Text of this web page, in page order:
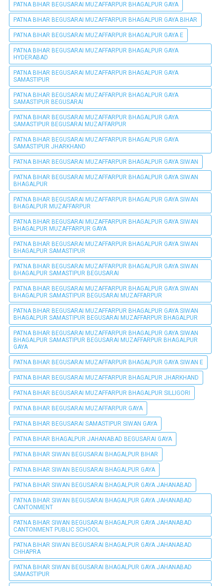
PATNA BIHAR BEGUSARAI MUZAFFARPUR BHAGALPUR GAYA
PATNA BIHAR BEGUSARAI MUZAFFARPUR BHAGALPUR GAYA BIHAR
PATNA BIHAR BEGUSARAI MUZAFFARPUR BHAGALPUR GAYA E
PATNA BIHAR BEGUSARAI MUZAFFARPUR BHAGALPUR GAYA
HYDERABAD
PATNA BIHAR BEGUSARAI MUZAFFARPUR BHAGALPUR GAYA
SAMASTIPUR
PATNA BIHAR BEGUSARAI MUZAFFARPUR BHAGALPUR GAYA
SAMASTIPUR BEGUSARAI
PATNA BIHAR BEGUSARAI MUZAFFARPUR BHAGALPUR GAYA
SAMASTIPUR BEGUSARAI MUZAFFARPUR
PATNA BIHAR BEGUSARAI MUZAFFARPUR BHAGALPUR GAYA
SAMASTIPUR JHARKHAND
PATNA BIHAR BEGUSARAI MUZAFFARPUR BHAGALPUR GAYA SIWAN
PATNA BIHAR BEGUSARAI MUZAFFARPUR BHAGALPUR GAYA SIWAN
BHAGALPUR
PATNA BIHAR BEGUSARAI MUZAFFARPUR BHAGALPUR GAYA SIWAN
BHAGALPUR MUZAFFARPUR
PATNA BIHAR BEGUSARAI MUZAFFARPUR BHAGALPUR GAYA SIWAN
BHAGALPUR MUZAFFARPUR GAYA
PATNA BIHAR BEGUSARAI MUZAFFARPUR BHAGALPUR GAYA SIWAN
BHAGALPUR SAMASTIPUR
PATNA BIHAR BEGUSARAI MUZAFFARPUR BHAGALPUR GAYA SIWAN
BHAGALPUR SAMASTIPUR BEGUSARAI
PATNA BIHAR BEGUSARAI MUZAFFARPUR BHAGALPUR GAYA SIWAN
BHAGALPUR SAMASTIPUR BEGUSARAI MUZAFFARPUR
PATNA BIHAR BEGUSARAI MUZAFFARPUR BHAGALPUR GAYA SIWAN
BHAGALPUR SAMASTIPUR BEGUSARAI MUZAFFARPUR BHAGALPUR
PATNA BIHAR BEGUSARAI MUZAFFARPUR BHAGALPUR GAYA SIWAN
BHAGALPUR SAMASTIPUR BEGUSARAI MUZAFFARPUR BHAGALPUR
GAYA
PATNA BIHAR BEGUSARAI MUZAFFARPUR BHAGALPUR GAYA SIWAN E
PATNA BIHAR BEGUSARAI MUZAFFARPUR BHAGALPUR JHARKHAND
PATNA BIHAR BEGUSARAI MUZAFFARPUR BHAGALPUR SILLIGORI
PATNA BIHAR BEGUSARAI MUZAFFARPUR GAYA
PATNA BIHAR BEGUSARAI SAMASTIPUR SIWAN GAYA
PATNA BIHAR BHAGALPUR JAHANABAD BEGUSARAI GAYA
PATNA BIHAR SIWAN BEGUSARAI BHAGALPUR BIHAR
PATNA BIHAR SIWAN BEGUSARAI BHAGALPUR GAYA
PATNA BIHAR SIWAN BEGUSARAI BHAGALPUR GAYA JAHANABAD
PATNA BIHAR SIWAN BEGUSARAI BHAGALPUR GAYA JAHANABAD
CANTONMENT
PATNA BIHAR SIWAN BEGUSARAI BHAGALPUR GAYA JAHANABAD
CANTONMENT PUBLIC SCHOOL
PATNA BIHAR SIWAN BEGUSARAI BHAGALPUR GAYA JAHANABAD
CHHAPRA
PATNA BIHAR SIWAN BEGUSARAI BHAGALPUR GAYA JAHANABAD
SAMASTIPUR